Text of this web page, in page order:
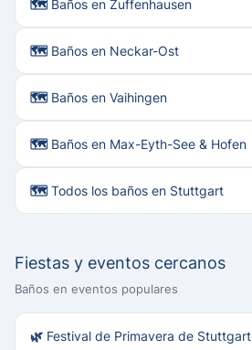
🗺 Baños en Zuffenhausen
🗺 Baños en Neckar-Ost
🗺 Baños en Vaihingen
🗺 Baños en Max-Eyth-See & Hofen
🗺 Todos los baños en Stuttgart
Fiestas y eventos cercanos
Baños en eventos populares
🌿 Festival de Primavera de Stuttgart